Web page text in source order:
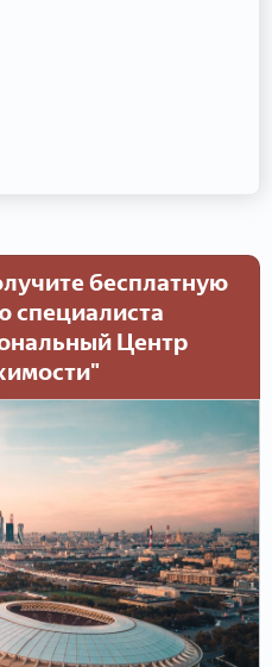
бесплатную
специалиста
Центр